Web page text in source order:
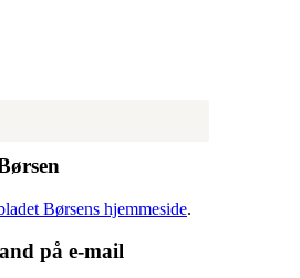
Børsens hjemmeside.
på e-mail